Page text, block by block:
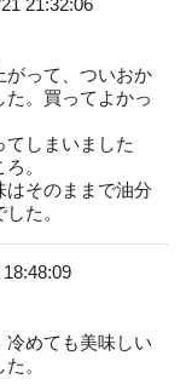
21:32:06
がって、ついおか
。買ってよかっ
しまいました
。
はそのままで油分
た。
冷めても美味しい
。